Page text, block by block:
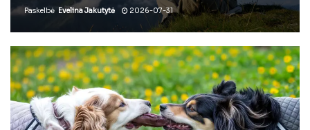
Paskelbė Evelina Jakutytė 2026-07-31